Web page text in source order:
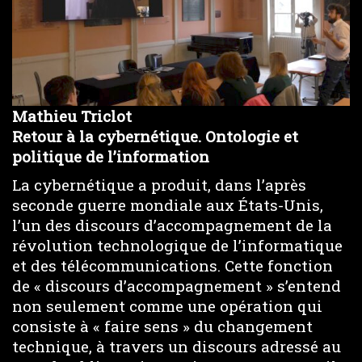
Mathieu Triclot
Retour à la cybernétique. Ontologie et
politique de l’information
La cybernétique a produit, dans l’après
seconde guerre mondiale aux États-Unis,
l’un des discours d’accompagnement de la
révolution technologique de l’informatique
et des télécommunications. Cette fonction
de « discours d’accompagnement » s’entend
non seulement comme une opération qui
consiste à « faire sens » du changement
technique, à travers un discours adressé au